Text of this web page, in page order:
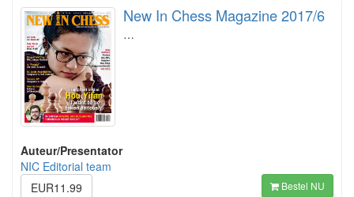
New In Chess Magazine 2017/6
…
Auteur/Presentator
NIC Editorial team
EUR11.99
Bestel NU